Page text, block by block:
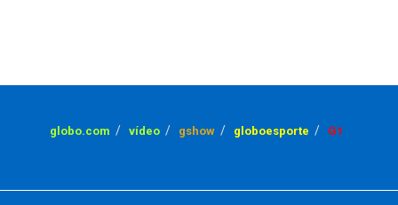
globo.com vídeo gshow globoesporte G1